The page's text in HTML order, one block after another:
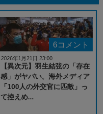
6コメント
【異次元】羽生結弦の「存在
感」がヤバい。海外メディア
「100人の外交官に匹敵」っ
て控えめ...
2026年1月21日 23:00